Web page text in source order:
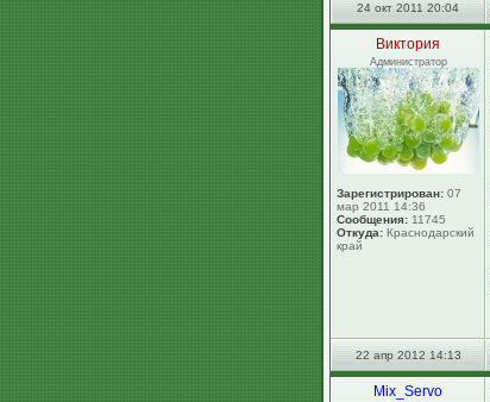
24 окт 2011 20:04
Виктория
Администратор
Зарегистрирован: 07
мар 2011 14:36
Сообщения: 11745
Откуда: Краснодарский
край
22 апр 2012 14:13
Mix_Servo